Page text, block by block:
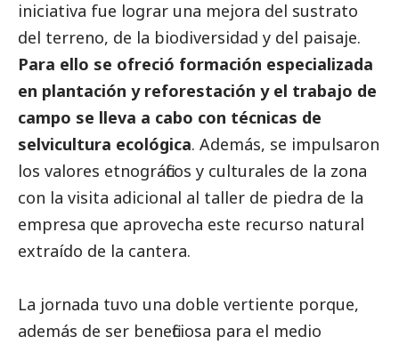
iniciativa fue lograr una mejora del sustrato
del terreno, de la biodiversidad y del paisaje.
Para ello se ofreció formación especializada
en plantación y reforestación y el trabajo de
campo se lleva a cabo con técnicas de
selvicultura ecológica. Además, se impulsaron
los valores etnográficos y culturales de la zona
con la visita adicional al taller de piedra de la
empresa que aprovecha este recurso natural
extraído de la cantera.
La jornada tuvo una doble vertiente porque,
además de ser beneficiosa para el medio